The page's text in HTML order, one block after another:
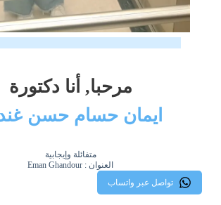
مرحبا, أنا دكتورة
ايمان حسام حسن
متفائلة وإيجابية
العنوان : Eman Ghandour
تواصل عبر واتساب